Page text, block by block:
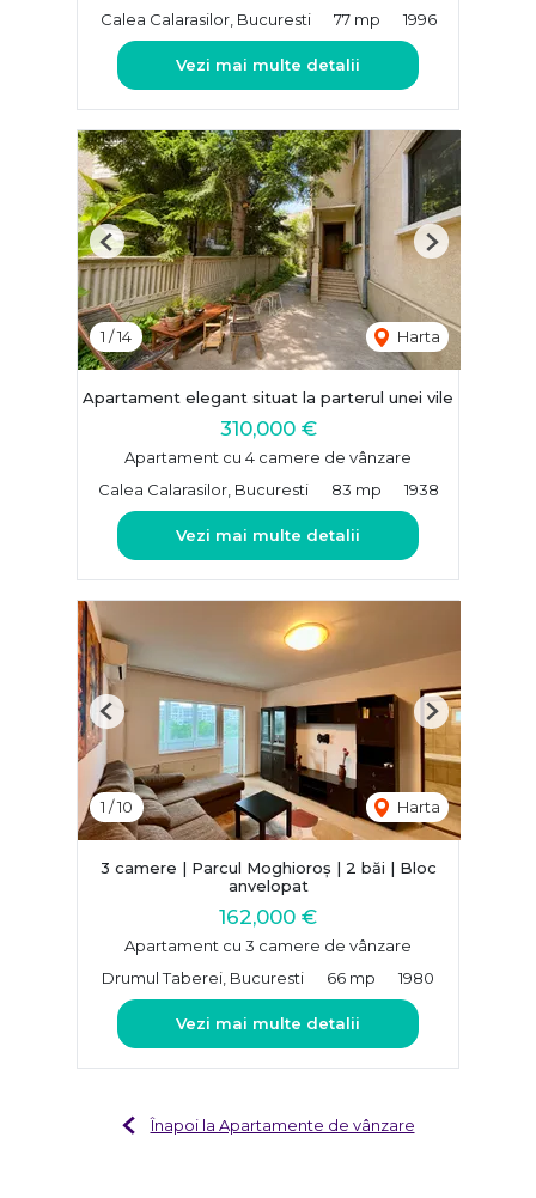
Calea Calarasilor, Bucuresti 77 mp 1996
Vezi mai multe detalii
1 /14 Harta
Previous Next
Apartament elegant situat la parterul unei vile
310,000 €
Apartament cu 4 camere de vânzare
Calea Calarasilor, Bucuresti
83 mp 1938
Vezi mai multe detalii
1 /10 Harta
Previous Next
3 camere | Parcul Moghioroș | 2 băi | Bloc
anvelopat
162,000 €
Apartament cu 3 camere de vânzare
Drumul Taberei, Bucuresti
66 mp 1980
Vezi mai multe detalii
Înapoi la Apartamente de vânzare